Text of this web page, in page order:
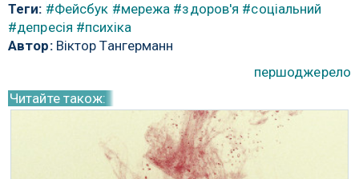
Теги: #Фейсбук #мережа #здоров'я #соціальний
#депресія #психіка
Автор:Віктор Тангерманн
першоджерело
Читайте також: